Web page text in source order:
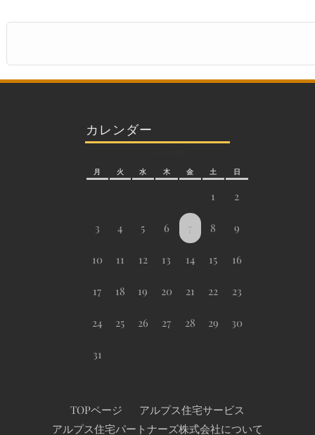
カレンダー
月 火 水 木 金 土 日
1 2
3 4 5 6 8 9
10 11 12 13 14 15 16
17 18 19 20 21 22 23
24 25 26 27 28 29 30
31
TOPページ
アルプス住宅サービス
アルプス住宅パートナーズ株式会社について